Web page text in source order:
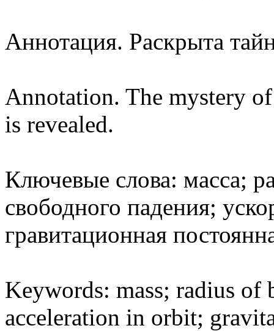
Аннотация. Раскрыта
Annotation. The mystery
is revealed.
Ключевые слова: масса;
свободного падения;
гравитационная
Keywords: mass; radius of
acceleration in orbit;